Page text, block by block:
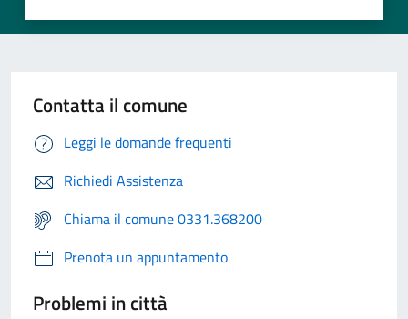
Contatta il comune
Leggi le domande frequenti
Richiedi Assistenza
Chiama il comune 0331.368200
Prenota un appuntamento
Problemi in città